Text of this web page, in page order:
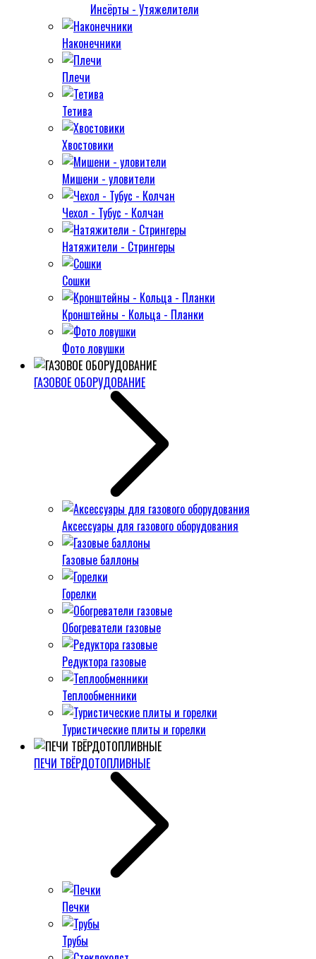
Инсёрты - Утяжелители
Наконечники
Плечи
Тетива
Хвостовики
Мишени - уловители
Чехол - Тубус - Колчан
Натяжители - Стрингеры
Сошки
Кронштейны - Кольца - Планки
Фото ловушки
ГАЗОВОЕ ОБОРУДОВАНИЕ
Аксессуары для газового оборудования
Газовые баллоны
Горелки
Обогреватели газовые
Редуктора газовые
Теплообменники
Туристические плиты и горелки
ПЕЧИ ТВЁРДОТОПЛИВНЫЕ
Печки
Трубы